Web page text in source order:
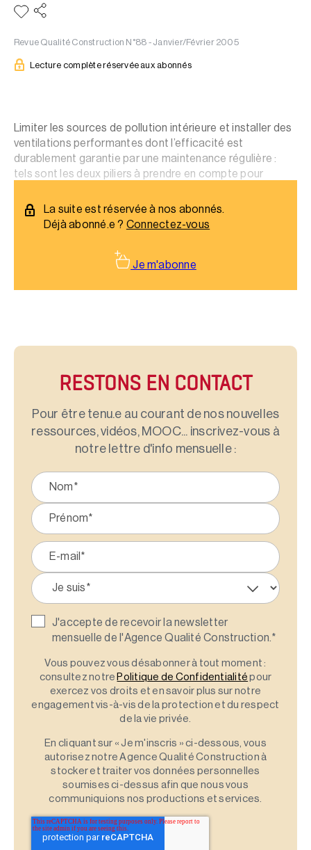
Revue Qualité Construction N°88 - Janvier/Février 2005
Lecture complète réservée aux abonnés
Limiter les sources de pollution intérieure et installer des
ventilations performantes dont l’efficacité est
durablement garantie par une maintenance régulière :
tels sont les deux piliers à prendre en compte pour
La suite est réservée à nos abonnés.
Déjà abonné.e ? Connectez-vous
Je m'abonne
RESTONS EN CONTACT
Pour être tenu.e au courant de nos nouvelles
ressources, vidéos, MOOC... inscrivez-vous à
notre lettre d'info mensuelle :
J'accepte de recevoir la newsletter
mensuelle de l'Agence Qualité Construction.*
Vous pouvez vous désabonner à tout moment :
consultez notre Politique de Confidentialité pour
exercez vos droits et en savoir plus sur notre
engagement vis-à-vis de la protection et du respect
de la vie privée.
En cliquant sur « Je m'inscris » ci-dessous, vous
autorisez notre Agence Qualité Construction à
stocker et traiter vos données personnelles
soumises ci-dessus afin que nous vous
communiquions nos productions et services.